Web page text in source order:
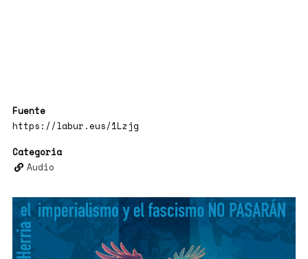
Fuente
https://labur.eus/1Lzjg
Categoria
Audio